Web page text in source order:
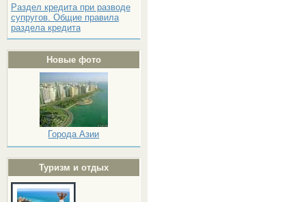
Раздел кредита при разводе
супругов. Общие правила
раздела кредита
Новые фото
Города Азии
Туризм и отдых